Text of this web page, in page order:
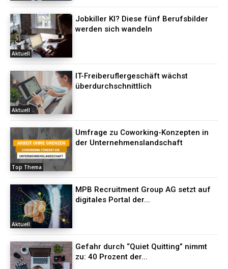
Aktuell
Jobkiller KI? Diese fünf Berufsbilder
werden sich wandeln
Aktuell
IT-Freiberuflergeschäft wächst
überdurchschnittlich
Top Thema
Umfrage zu Coworking-Konzepten in
der Unternehmenslandschaft
Aktuell
MPB Recruitment Group AG setzt auf
digitales Portal der...
Gefahr durch “Quiet Quitting” nimmt
zu: 40 Prozent der...